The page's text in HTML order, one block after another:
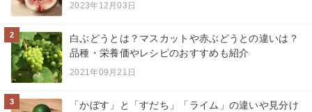
2023年12月03日
2
白ぶどうとは？マスカットや赤ぶどうとの違いは？
品種・栄養価やレシピのおすすめも紹介
2021年09月21日
3
「かぼす」と「すだち」「ライム」の違いや見分け